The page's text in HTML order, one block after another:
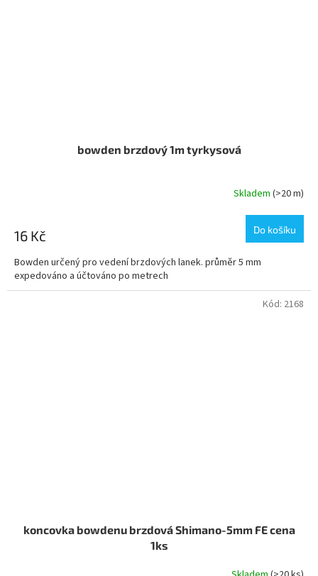
bowden brzdový 1m tyrkysová
Skladem (>20 m)
16 Kč Do košíku
Bowden určený pro vedení brzdových lanek. průměr 5 mm
expedováno a účtováno po metrech
koncovka bowdenu brzdová Shimano-5mm FE cena
1ks
Kód: 2168